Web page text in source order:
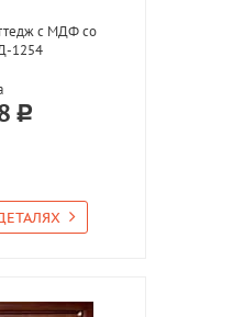
с МДФ со
1254